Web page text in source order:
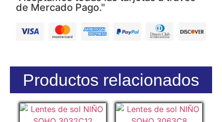
de Mercado Pago."
Productos relacionados